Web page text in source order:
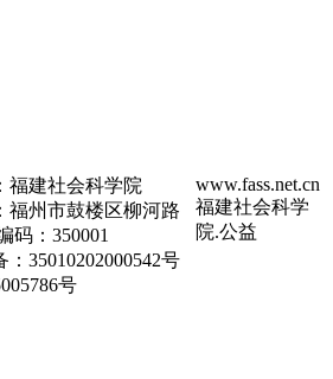
福建社会科学院
福州市鼓楼区柳河路
码：350001
：35010202000542号
号
www.fass.net.cn
福建社会科学
院.公益